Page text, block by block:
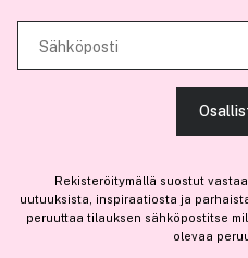
käytät sivustoamme.
Jos haluat henkilökohtaista
Sähköposti
Rekisteröitymällä suostut
uutuuksista, inspiraatiosta ja
peruuttaa tilauksen sähköpostitse
olevaa